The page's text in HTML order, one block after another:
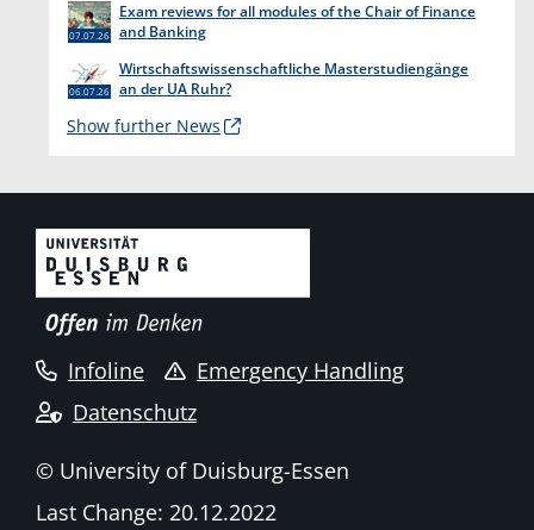
Exam reviews for all modules of the Chair of Finance
and Banking
07.07.26
Wirtschaftswissenschaftliche Masterstudiengänge
an der UA Ruhr?
06.07.26
Show further News
Infoline
Emergency Handling
Datenschutz
© University of Duisburg-Essen
Last Change: 20.12.2022